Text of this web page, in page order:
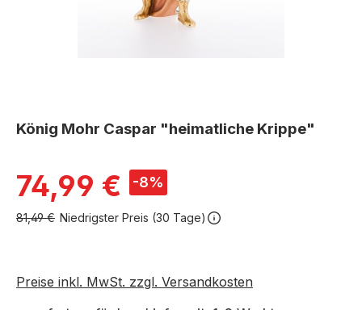
König Mohr Caspar "heimatliche Krippe"
Verkaufspreis:
74,99 € -8%
81,49 € Niedrigster Preis (30 Tage)
Preise inkl. MwSt. zzgl. Versandkosten